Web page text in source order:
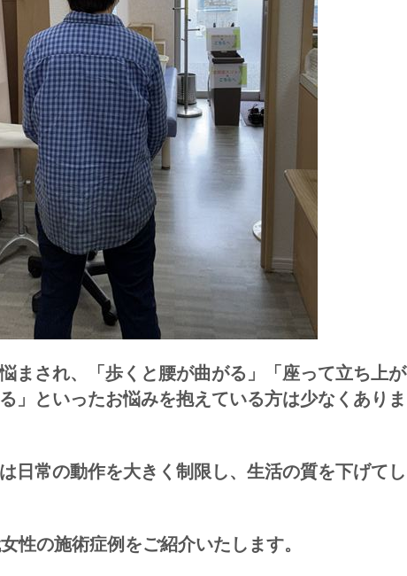
まされ、「歩くと腰が曲がる」「座って立ち上が
」といったお悩みを抱えている方は少なくありま
日常の動作を大きく制限し、生活の質を下げてし
性の施術症例をご紹介いたします。